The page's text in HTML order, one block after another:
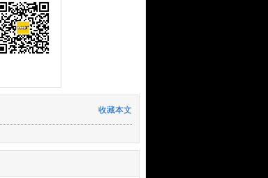
收藏本文